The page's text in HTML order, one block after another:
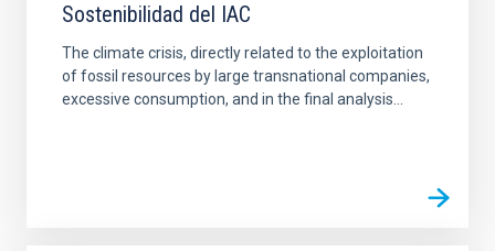
Sostenibilidad del IAC
The climate crisis, directly related to the exploitation
of fossil resources by large transnational companies,
excessive consumption, and in the final analysis...